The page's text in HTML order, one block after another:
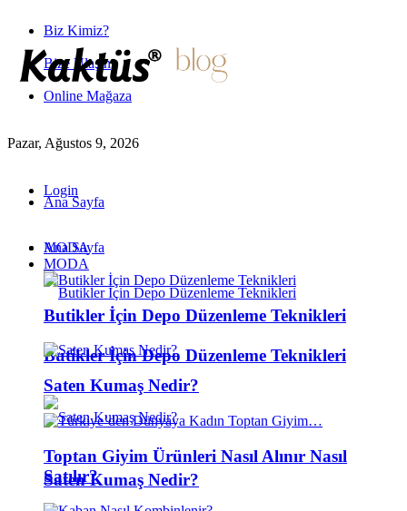
Biz Kimiz?
Bize Ulaşın
Online Mağaza
Pazar, Ağustos 9, 2026
Login
Ana Sayfa
MODA
Butikler İçin Depo Düzenleme Teknikleri
Saten Kumaş Nedir?
Ana Sayfa
MODA
Butikler İçin Depo Düzenleme Teknikleri
Saten Kumaş Nedir?
Toptan Giyim Ürünleri Nasıl Alınır Nasıl
Satılır?